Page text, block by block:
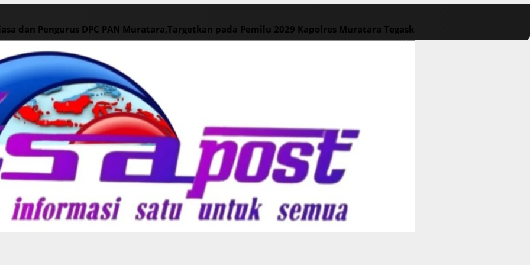
dan Pengurus DPC PAN Muratara,Targetkan pada Pemilu 2029 Kapolres Muratara Tegaskan Larangan Karhutla,